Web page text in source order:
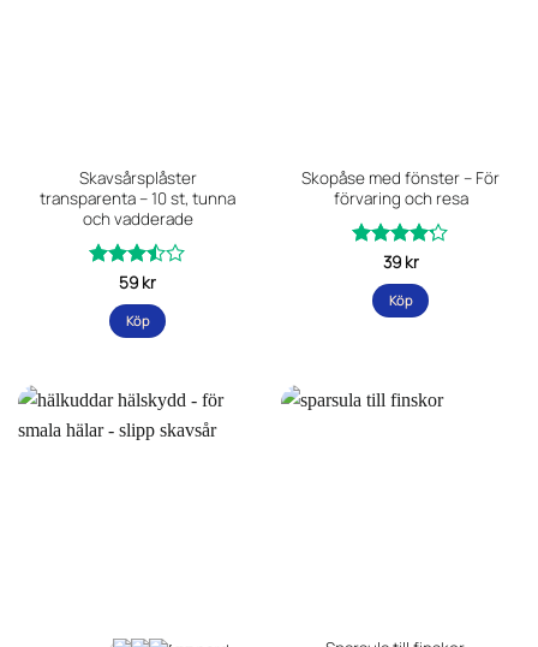
produktsidan
Skavsårsplåster
transparenta – 10 st, tunna
och vadderade
Betygsatt
3.44
av 5
59 kr
Köp
Skopåse med fönster – För
förvaring och resa
Betygsatt
4.2av 5
39 kr
Köp